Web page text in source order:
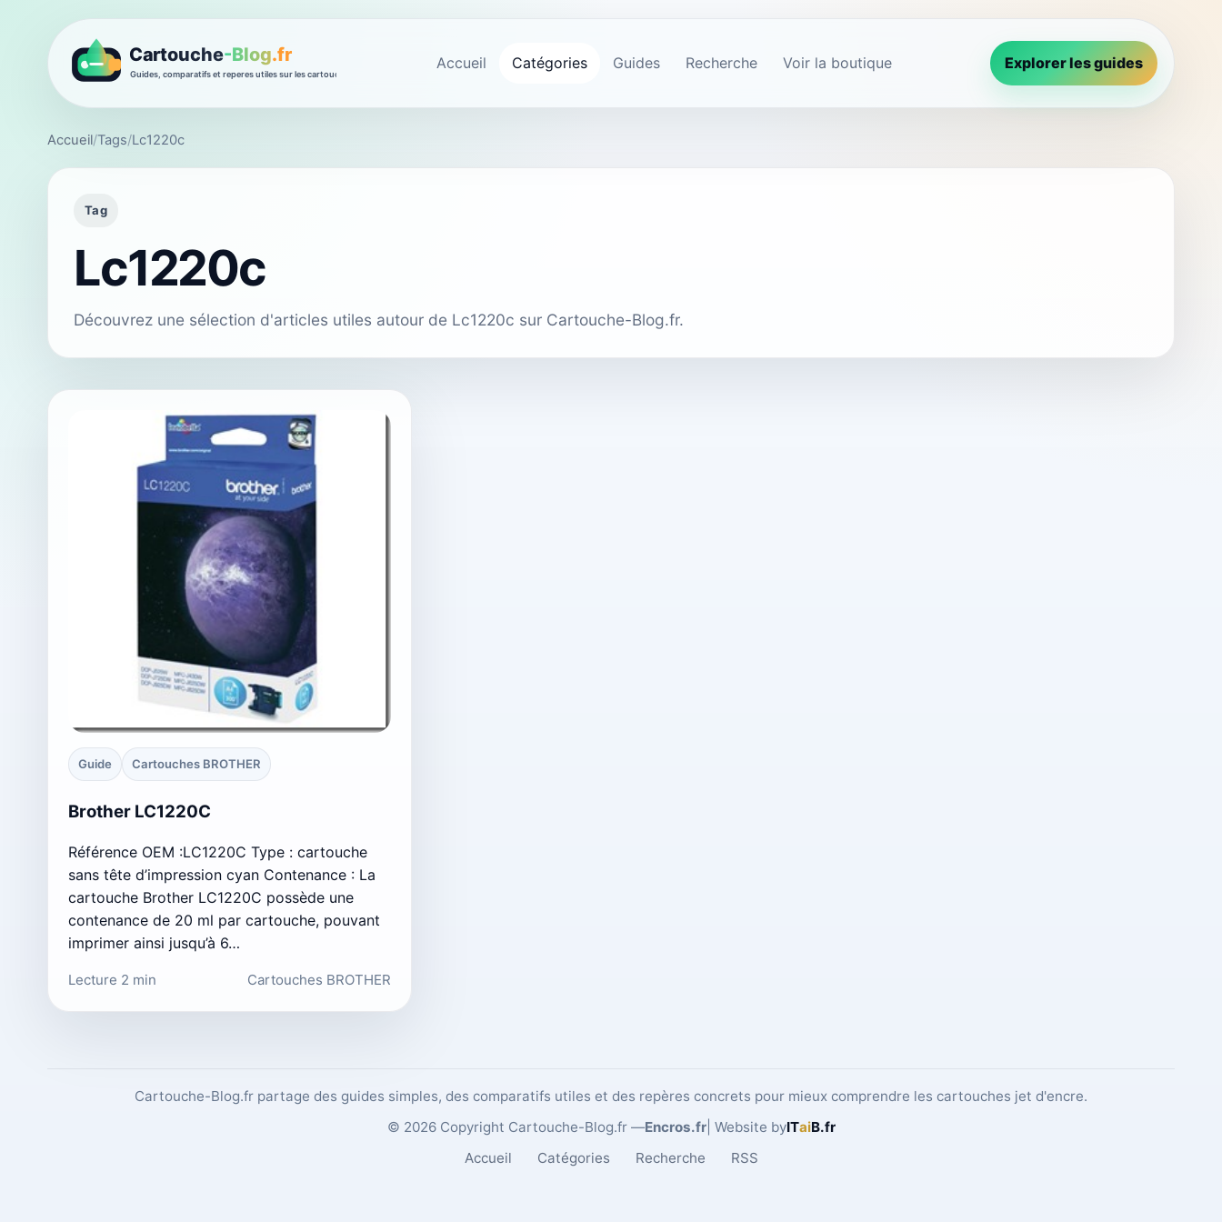
Accueil Catégories Guides Recherche Voir la boutique Explorer les guides
Accueil/Tags/Lc1220c
Tag
Lc1220c
Découvrez une sélection d'articles utiles autour de Lc1220c sur Cartouche-Blog.fr.
Guide Cartouches BROTHER
Brother LC1220C
Référence OEM :LC1220C Type : cartouche
sans tête d’impression cyan Contenance : La
cartouche Brother LC1220C possède une
contenance de 20 ml par cartouche, pouvant
imprimer ainsi jusqu’à 6…
Lecture 2 min Cartouches BROTHER
Cartouche-Blog.fr partage des guides simples, des comparatifs utiles et des repères concrets pour mieux comprendre les cartouches jet d'encre.
© 2026 Copyright Cartouche-Blog.fr —Encros.fr| Website byITaiB.fr
Accueil
Catégories Recherche RSS